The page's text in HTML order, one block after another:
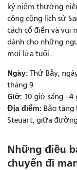
kỷ niệm thường
công cộng lịch sử
cách cổ điển và vui
dành cho những
mọi lứa tuổi.
Ngày: Thứ Bảy,
tháng 9
Giờ: 10 giờ sáng - 4
Địa điểm: Bảo tàng
Steuart, giữa
Những điều
chuyến đi